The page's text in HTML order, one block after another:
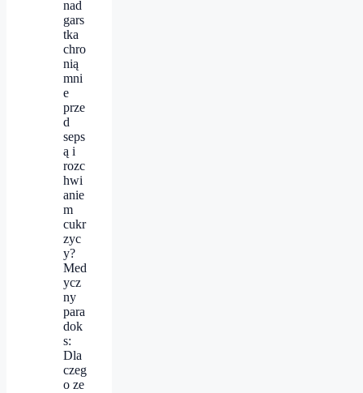
nad
gars
tka
chro
nią
mni
e
prze
d
seps
ą i
rozc
hwi
anie
m
cukr
zyc
y?
Med
ycz
ny
para
dok
s:
Dla
czeg
o ze